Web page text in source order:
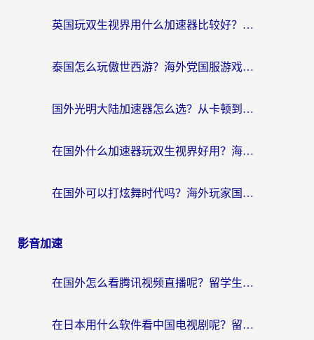
英国玩双生视界用什么加速器比较好？海外党亲测有效的国服游戏加速方案
泰国怎么玩傲世西游？海外党国服游戏加速终极攻略（附光明大陆量子特攻实测）
国外光明大陆加速器怎么选？从卡顿到丝滑的终极指南（含德国玩走开外星人墨西哥玩俄罗斯方块技巧）
在国外什么加速器玩双生视界好用？海外党亲测不踩坑的终极指南
在国外可以打炫舞时代吗？海外玩家国服游戏加速全攻略（附实测推荐）
影音加速
在国外怎么看腾讯视频直播呢？留学生亲测有效的回国加速指南
在日本用什么软件看中国电视剧呢？留学生亲测有效的回国加速方案